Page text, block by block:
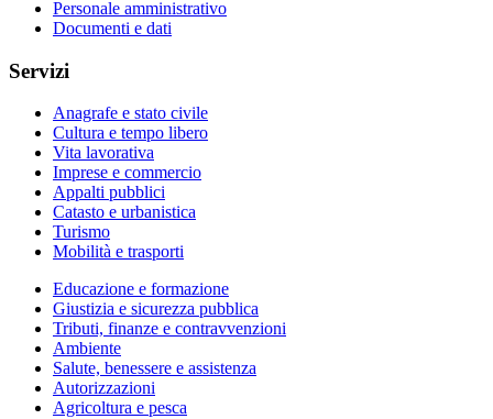
Personale amministrativo
Documenti e dati
Servizi
Anagrafe e stato civile
Cultura e tempo libero
Vita lavorativa
Imprese e commercio
Appalti pubblici
Catasto e urbanistica
Turismo
Mobilità e trasporti
Educazione e formazione
Giustizia e sicurezza pubblica
Tributi, finanze e contravvenzioni
Ambiente
Salute, benessere e assistenza
Autorizzazioni
Agricoltura e pesca